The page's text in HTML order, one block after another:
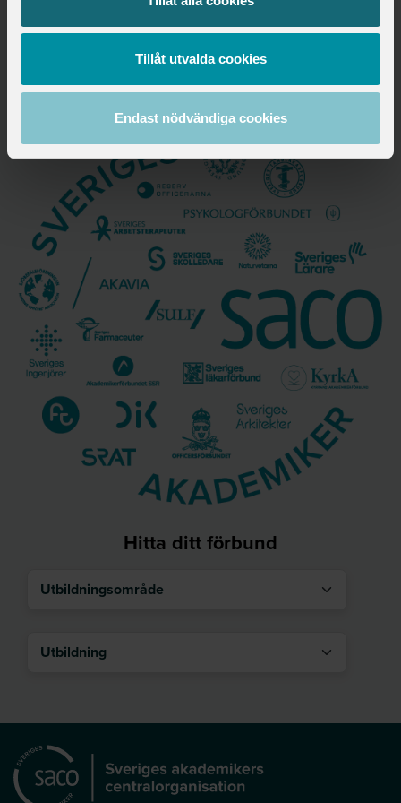
Tillåt utvalda cookies
Endast nödvändiga cookies
akademikerförbund
Hitta ditt förbund
Utbildningsområde